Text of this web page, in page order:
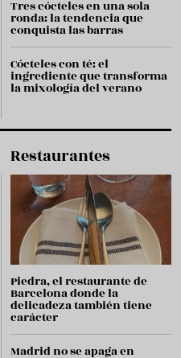
Tres cócteles en una sola
ronda: la tendencia que
conquista las barras
Cócteles con té: el
ingrediente que transforma
la mixología del verano
Restaurantes
Piedra, el restaurante de
Barcelona donde la
delicadeza también tiene
carácter
Madrid no se apaga en